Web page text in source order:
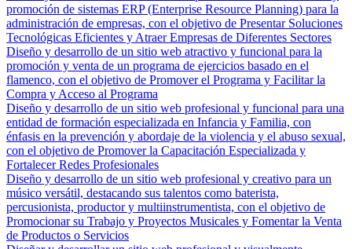
promoción de sistemas ERP (Enterprise Resource Planning) para la
administración de empresas, con el objetivo de Presentar Soluciones
Tecnológicas Eficientes y Atraer Empresas de Diferentes Sectores
Diseño y desarrollo de un sitio web atractivo y funcional para la
promoción y venta de un programa de ejercicios basado en el
flamenco, con el objetivo de Promover el Programa y Facilitar la
Compra y Acceso al Programa
Diseño y desarrollo de un sitio web profesional y funcional para una
entidad de formación especializada en Infancia y Familia, con
énfasis en la prevención y abordaje de la violencia y el abuso sexual,
con el objetivo de Promover la Capacitación Especializada y
Fortalecer Redes Profesionales
Diseño y desarrollo de un sitio web profesional y creativo para un
músico versátil, destacando sus talentos como baterista,
percusionista, productor y multiinstrumentista, con el objetivo de
Promocionar su Trabajo y Proyectos Musicales y Fomentar la Venta
de Productos o Servicios